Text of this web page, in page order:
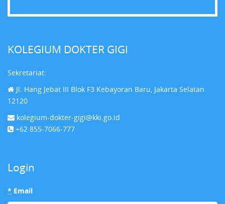
KOLEGIUM DOKTER GIGI
Sekretariat:
Jl. Hang Jebat III Blok F3 Kebayoran Baru, Jakarta Selatan
12120
kolegium-dokter-gigi@kki.go.id
+62 855-7066-777
Login
* Email